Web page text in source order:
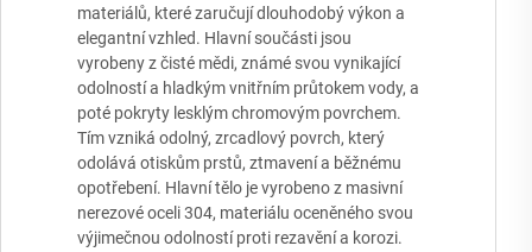
materiálů, které zaručují dlouhodobý výkon a
elegantní vzhled. Hlavní součásti jsou
vyrobeny z čisté mědi, známé svou vynikající
odolností a hladkým vnitřním průtokem vody, a
poté pokryty lesklým chromovým povrchem.
Tím vzniká odolný, zrcadlový povrch, který
odolává otiskům prstů, ztmavení a běžnému
opotřebení. Hlavní tělo je vyrobeno z masivní
nerezové oceli 304, materiálu oceněného svou
výjimečnou odolností proti rezavění a korozi.